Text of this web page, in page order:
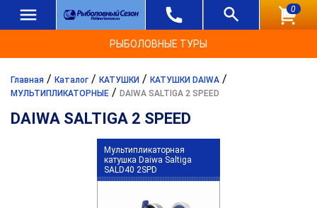
0
РЫБОЛОВНЫЕ ТУРЫ
Главная / Каталог / КАТУШКИ / КАТУШКИ DAIWA /
МУЛЬТИПЛИКАТОРНЫЕ / DAIWA SALTIGA 2 SPEED
DAIWA SALTIGA 2 SPEED
Мультипликаторная
катушка Daiwa Saltiga
SALD40 2SPD